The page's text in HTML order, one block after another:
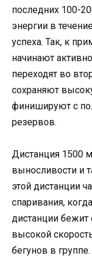
последних 100-
энергии в
успеха. Так, к
начинают
переходят во
сохраняют
финишируют с
резервов.
Дистанция 1500
выносливости и
этой дистанции
спаривания,
дистанции бежит
высокой
бегунов в